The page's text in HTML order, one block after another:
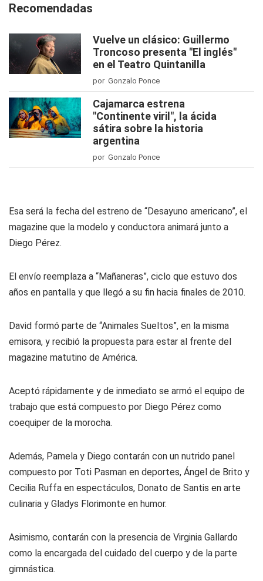
Recomendadas
Vuelve un clásico: Guillermo
Troncoso presenta "El inglés"
en el Teatro Quintanilla
por Gonzalo Ponce
Cajamarca estrena
"Continente viril", la ácida
sátira sobre la historia
argentina
por Gonzalo Ponce
Esa será la fecha del estreno de “Desayuno americano”, el
magazine que la modelo y conductora animará junto a
Diego Pérez.
El envío reemplaza a “Mañaneras”, ciclo que estuvo dos
años en pantalla y que llegó a su fin hacia finales de 2010.
David formó parte de “Animales Sueltos”, en la misma
emisora, y recibió la propuesta para estar al frente del
magazine matutino de América.
Aceptó rápidamente y de inmediato se armó el equipo de
trabajo que está compuesto por Diego Pérez como
coequiper de la morocha.
Además, Pamela y Diego contarán con un nutrido panel
compuesto por Toti Pasman en deportes, Ángel de Brito y
Cecilia Ruffa en espectáculos, Donato de Santis en arte
culinaria y Gladys Florimonte en humor.
Asimismo, contarán con la presencia de Virginia Gallardo
como la encargada del cuidado del cuerpo y de la parte
gimnástica.